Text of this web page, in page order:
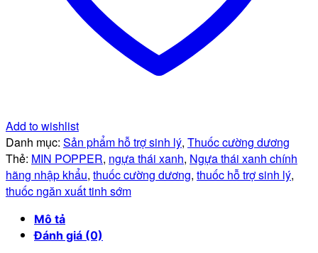
Add to wishlist
Danh mục: Sản phẩm hỗ trợ sinh lý, Thuốc cường dương
Thẻ: MIN POPPER, ngựa thái xanh, Ngựa thái xanh chính
hãng nhập khẩu, thuốc cường dương, thuốc hỗ trợ sinh lý,
thuốc ngăn xuất tinh sớm
Mô tả
Đánh giá (0)